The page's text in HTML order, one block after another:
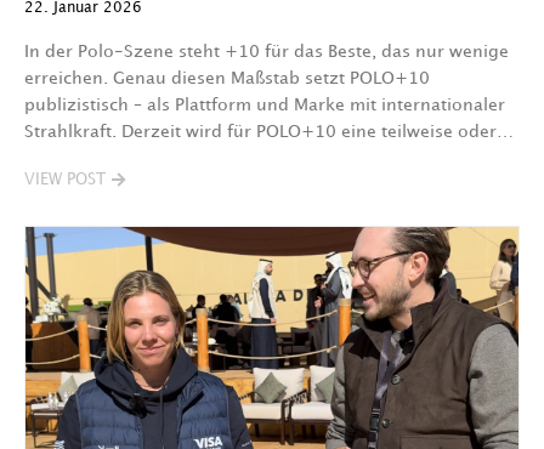
22. Januar 2026
In der Polo-Szene steht +10 für das Beste, das nur wenige
erreichen. Genau diesen Maßstab setzt POLO+10
publizistisch – als Plattform und Marke mit internationaler
Strahlkraft. Derzeit wird für POLO+10 eine teilweise oder…
VIEW POST